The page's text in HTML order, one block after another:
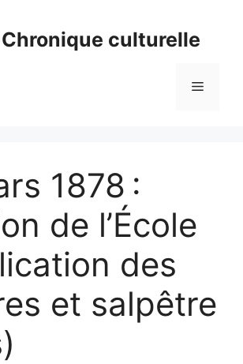
Chronique culturelle
Menu
1878 :
de l’École
des
et salpêtre